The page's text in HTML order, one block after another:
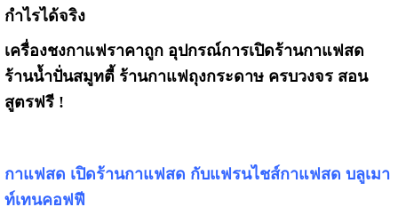
กำไรได้จริง
เครื่องชงกาแฟราคาถูก อุปกรณ์การเปิดร้านกาแฟสด
ร้านน้ำปั่นสมูทตี้ ร้านกาแฟถุงกระดาษ ครบวงจร สอน
สูตรฟรี !
กาแฟสด เปิดร้านกาแฟสด กับแฟรนไชส์กาแฟสด บลูเมา
ท์เทนคอฟฟี